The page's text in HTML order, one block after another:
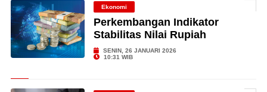
Ekonomi
Perkembangan Indikator
Stabilitas Nilai Rupiah
SENIN, 26 JANUARI 2026
10:31 WIB